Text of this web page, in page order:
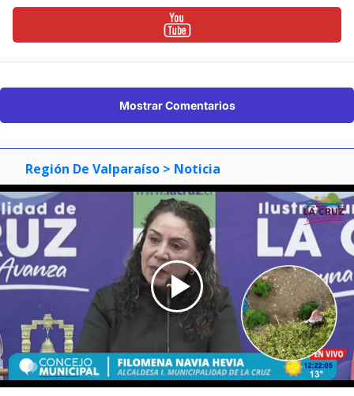
Mostrar Comentarios
Región De Valparaíso > Noticia